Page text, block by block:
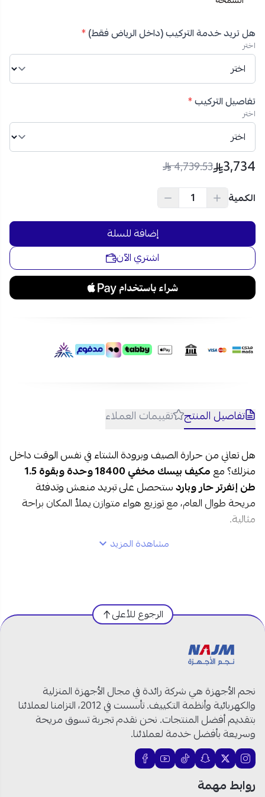
توزيع هواء متعدد الاتجاهات:يضمن وصول الهواء البارد أو
فلتر قابل للغسيل:يحسن جودة الهواء داخل المنزل
ويقلل من الغبار، مما يوفر بيئة صحية.
مروحة متعددة السرعات:تتيح لك اختيار مستوى التبريد
أو التدفئة المناسب حسب احتياجك.
مضخة مياه مدمجة:تساعد في تصريف المياه بكفاءة، مما
يقلل من مشاكل الرطوبة.
تصميم مخفي أنيق:يندمج داخل السقف ليحافظ على
ديكور المكان بشكل مرتب واحترافي.
إنفرتر حار وبارد واستمتع بأجواء مثالية طوال العام متوفر الآن عبر
متجر نجم مع شحن سريع وآمن لجميع مدن السعودية، وإمكانية
التقسيط على 4 دفعات بدون فوائد عبر تمارا وتابي.
هل تريد خدمة التركيب (داخل الرياض فقط)*
اختر
تفاصيل التركيب*
اختر
3,734
4,739.53
الكمية
إضافة للسلة
اشتري الآن
تفاصيل المنتج تقييمات العملاء
هل تعاني من حرارة الصيف وبرودة الشتاء في نفس الوقت داخل
منزلك؟ مع
مكيف بيسك مخفي 18400 وحدة وبقوة 1.5
طن إنفرتر حار وباردستحصل على تبريد منعش وتدفئة
مريحة طوال العام، مع توزيع هواء متوازن يملأ المكان براحة
مثالية.
العلامة التجارية:بيسك
رقم الموديل:BDAC-XF18HIB
السعة:
نظام التشغيل:
التقنية:
إنفرتر
غاز التبريد:R32
الكهرباء:220V / 1Ph / 50-60Hz
توزيع الهواء:متعدد الاتجاهات
الفلتر:قابل للغسيل
المروحة: متعددة السرعات
مضخة المياه:
التهوية:
مشاهدة المزيد
الرجوع للأعلى
نجم الأجهزة هي شركة رائدة في مجال الأجهزة المنزلية
والكهربائية وأنظمة التكييف. تأسست في 2012، التزامنا لعملائنا
بتقديم أفضل المنتجات. نحن نقدم تجربة تسوق مريحة
وسريعة بأفضل خدمة لعملائنا.
روابط مهمة